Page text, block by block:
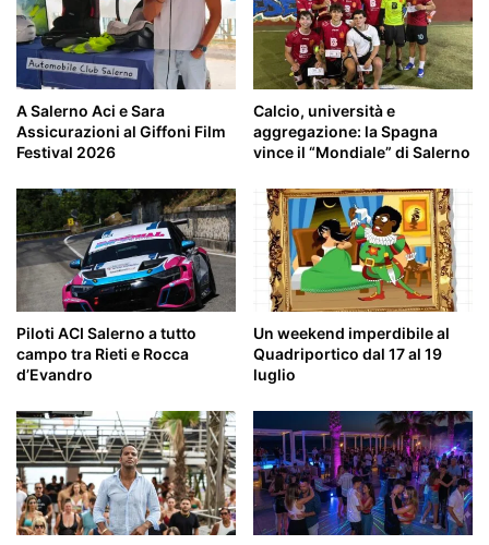
A Salerno Aci e Sara
Assicurazioni al Giffoni Film
Festival 2026
Calcio, università e
aggregazione: la Spagna
vince il “Mondiale” di Salerno
Piloti ACI Salerno a tutto
campo tra Rieti e Rocca
d’Evandro
Un weekend imperdibile al
Quadriportico dal 17 al 19
luglio